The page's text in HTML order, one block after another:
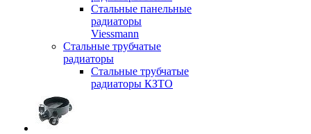
Стальные панельные
радиаторы
Viessmann
Стальные трубчатые
радиаторы
Стальные трубчатые
радиаторы КЗТО